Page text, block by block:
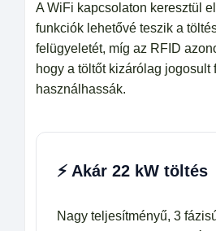
A WiFi kapcsolaton keresztül
funkciók lehetővé teszik a
felügyeletét, míg az RFID
hogy a töltőt kizárólag jogosult
használhassák.
⚡ Akár 22 kW töltés
Nagy teljesítményű, 3